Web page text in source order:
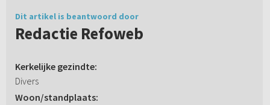
Dit artikel is beantwoord door
Redactie Refoweb
Kerkelijke gezindte:
Divers
Woon/standplaats: